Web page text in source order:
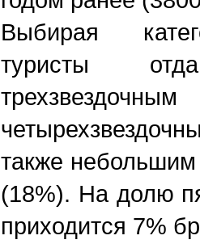
Выбирая
туристы
также небольшим
(18%). На долю
приходится 7%